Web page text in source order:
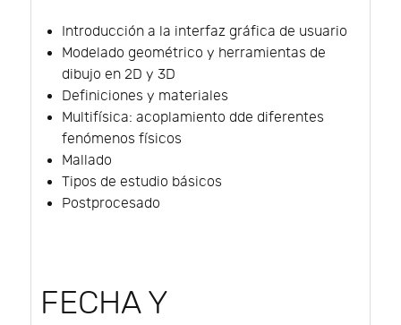
Introducción a la interfaz gráfica de usuario
Modelado geométrico y herramientas de
dibujo en 2D y 3D
Definiciones y materiales
Multifísica: acoplamiento dde diferentes
fenómenos físicos
Mallado
Tipos de estudio básicos
Postprocesado
FECHA Y